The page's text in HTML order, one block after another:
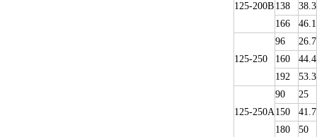
125-200B 138
38.3
166
46.1
125-250
96
26.7
160
44.4
192
53.3
125-250A
90
25
150
41.7
180
50